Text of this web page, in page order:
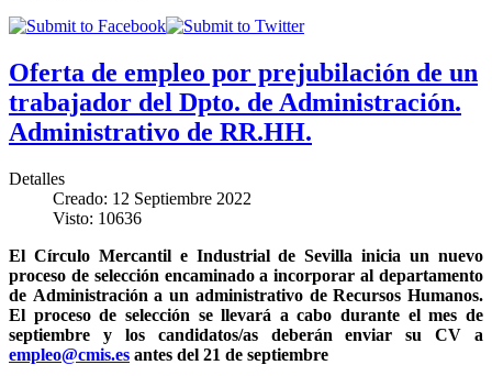
Oferta de empleo por prejubilación de un
trabajador del Dpto. de Administración.
Administrativo de RR.HH.
Detalles
Creado: 12 Septiembre 2022
Visto: 10636
El Círculo Mercantil e Industrial de Sevilla inicia un nuevo
proceso de selección encaminado a incorporar al departamento
de Administración a un administrativo de Recursos Humanos.
El proceso de selección se llevará a cabo durante el mes de
septiembre y los candidatos/as deberán enviar su CV a
empleo@cmis.es antes del 21 de septiembre